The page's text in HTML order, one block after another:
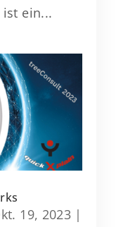
ist ein...
19, 2023 |